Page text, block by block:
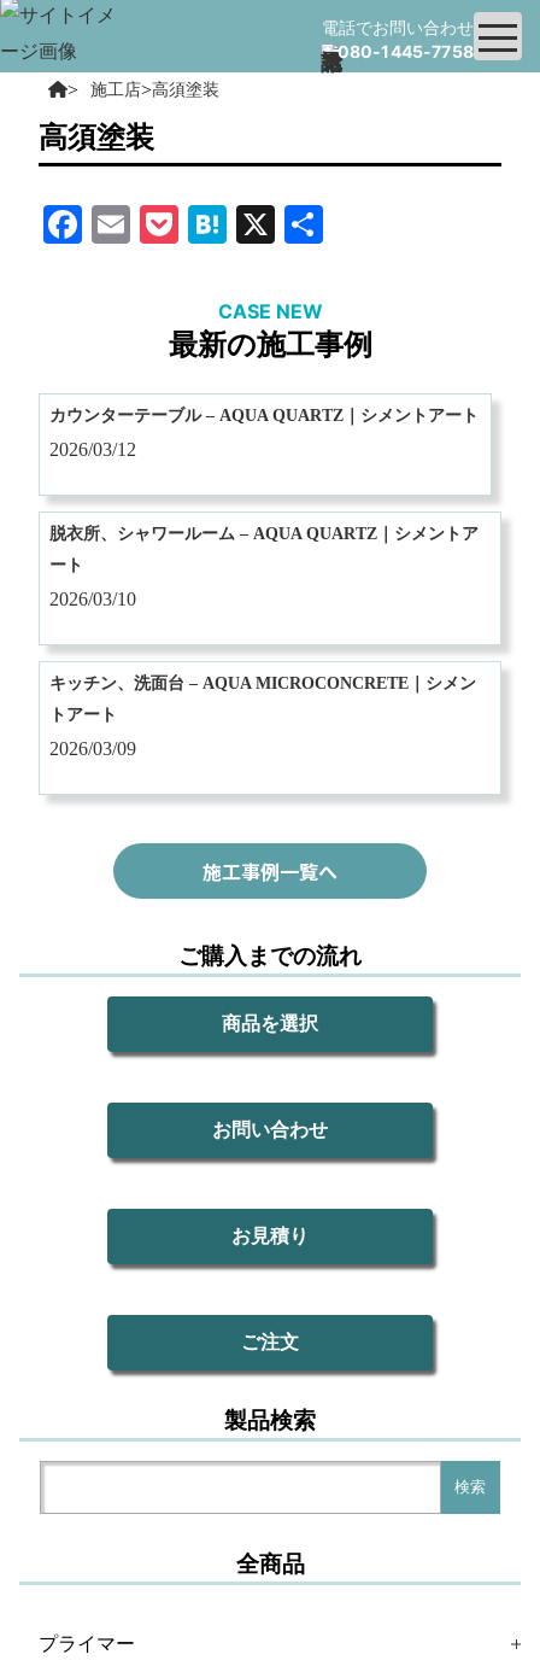
電話でお問い合わせ
080-1445-7758
>
施工店>高須塗装
高須塗装
Facebook
EmailPocketHatena
X
CASE NEW
最新の施工事例
カウンターテーブル – AQUA QUARTZ｜シメントアート
2026/03/12
脱衣所、シャワールーム – AQUA QUARTZ｜シメントア
ート
2026/03/10
キッチン、洗面台 – AQUA MICROCONCRETE｜シメン
トアート
2026/03/09
施工事例一覧へ
ご購入までの流れ
商品を選択
お問い合わせ
お見積り
ご注文
製品検索
索:
検索
全商品
プライマー